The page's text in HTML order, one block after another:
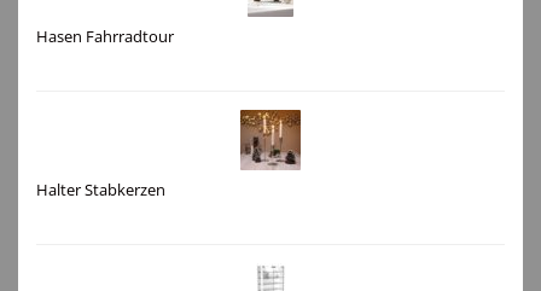
Hasen Fahrradtour
Halter Stabkerzen